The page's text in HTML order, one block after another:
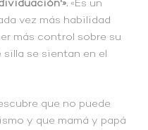
«Es un
vez más habilidad
más control sobre su
silla se sientan en el
que no puede
y que mamá y papá